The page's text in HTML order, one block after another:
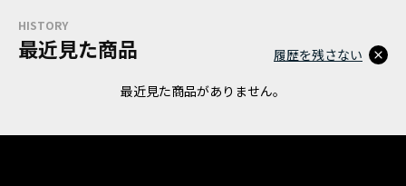
HISTORY
最近見た商品
最近見た商品がありません。
履歴を残さない